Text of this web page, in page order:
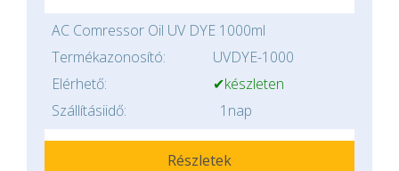
AC Comressor Oil UV DYE 1000ml
Termékazonosító:
UVDYE-1000
Elérhető:
✔készleten
Szállításiidő:
1nap
Részletek